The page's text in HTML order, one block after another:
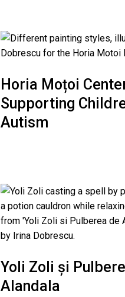
Horia Moțoi
Supporting
Autism
Yoli Zoli și
Alandala